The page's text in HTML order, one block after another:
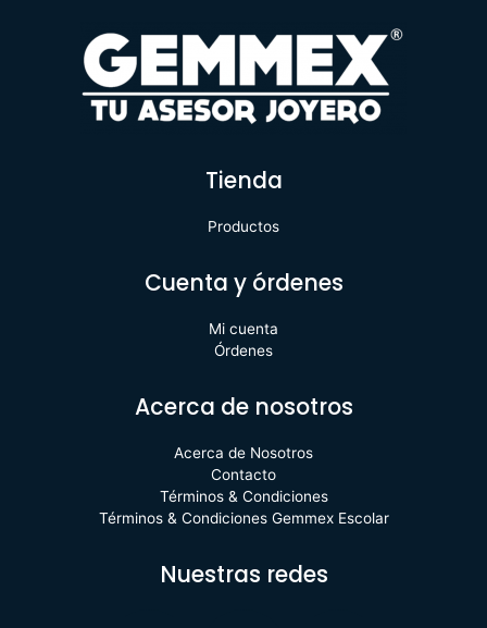
Tienda
Productos
Cuenta y órdenes
Mi cuenta
Órdenes
Acerca de nosotros
Acerca de Nosotros
Contacto
Términos & Condiciones
Términos & Condiciones Gemmex Escolar
Nuestras redes